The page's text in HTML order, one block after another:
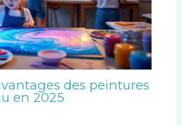
des peintures
en 2025